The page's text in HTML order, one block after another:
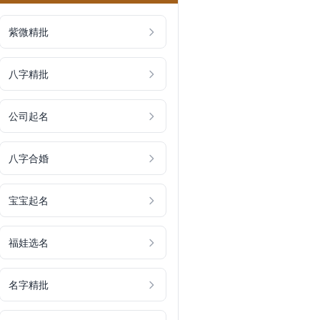
紫微精批
八字精批
公司起名
八字合婚
宝宝起名
福娃选名
名字精批